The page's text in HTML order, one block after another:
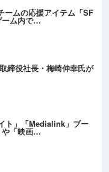
ームの応援アイテム「SF
ーム内で…
締役社長・梅崎伸幸氏が
ト」「Medialink」ブー
や「映画…